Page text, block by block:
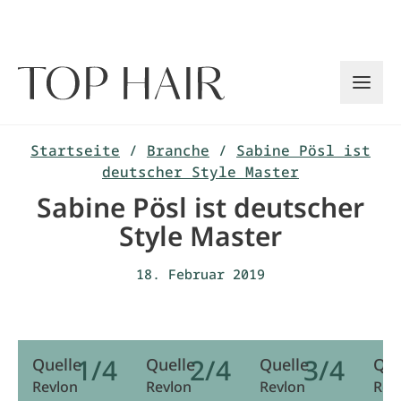
Startseite / Branche / Sabine Pösl ist
deutscher Style Master
Sabine Pösl ist deutscher
Style Master
18. Februar 2019
1/4
Quelle
Revlon
2/4
Quelle
Revlon
3/4
Quelle
Revlon